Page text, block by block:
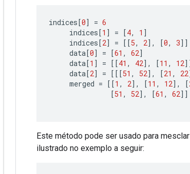
indices[0] = 6
indices[1 ] = [4, 1 ]
indices[2] = [[5, 2], [0, 3]]
data[0] = [61 , 62]
data[1 ] = [[41 , 42], [11 , 12
data[2] = [[[51 , 52], [21 , 22
merged = [[1 , 2], [11 , 12], [
[51 , 52], [61 , 62]]
Este método pode ser usado para
ilustrado no exemplo a seguir: